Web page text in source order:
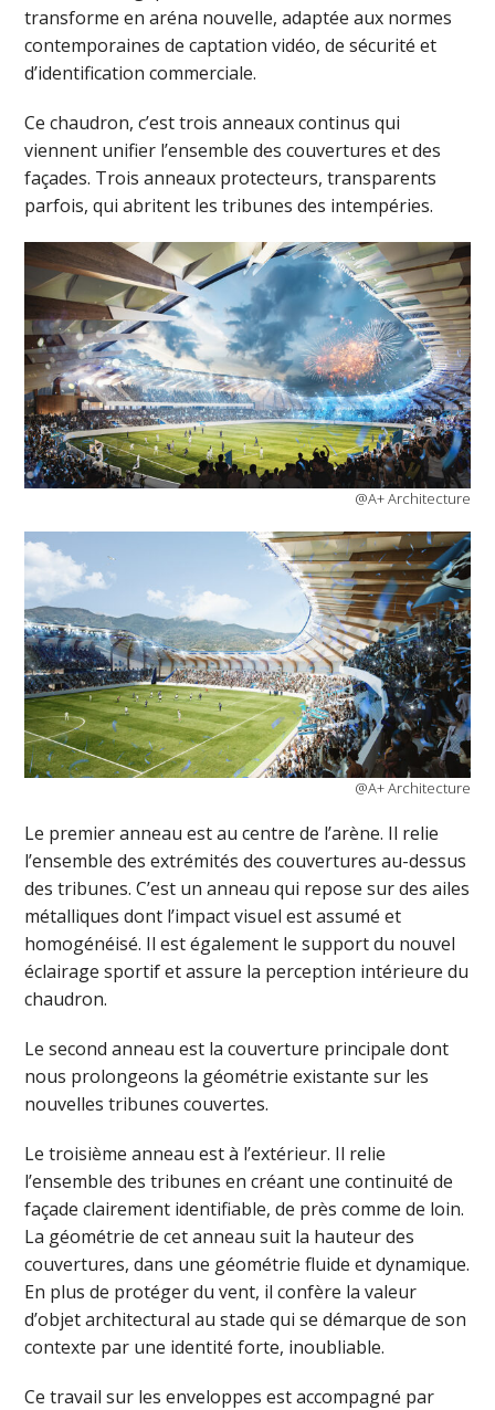
transforme en aréna nouvelle, adaptée aux normes
contemporaines de captation vidéo, de sécurité et
d’identification commerciale.
Ce chaudron, c’est trois anneaux continus qui
viennent unifier l’ensemble des couvertures et des
façades. Trois anneaux protecteurs, transparents
parfois, qui abritent les tribunes des intempéries.
@A+ Architecture
@A+ Architecture
Le premier anneau est au centre de l’arène. Il relie
l’ensemble des extrémités des couvertures au-dessus
des tribunes. C’est un anneau qui repose sur des ailes
métalliques dont l’impact visuel est assumé et
homogénéisé. Il est également le support du nouvel
éclairage sportif et assure la perception intérieure du
chaudron.
Le second anneau est la couverture principale dont
nous prolongeons la géométrie existante sur les
nouvelles tribunes couvertes.
Le troisième anneau est à l’extérieur. Il relie
l’ensemble des tribunes en créant une continuité de
façade clairement identifiable, de près comme de loin.
La géométrie de cet anneau suit la hauteur des
couvertures, dans une géométrie fluide et dynamique.
En plus de protéger du vent, il confère la valeur
d’objet architectural au stade qui se démarque de son
contexte par une identité forte, inoubliable.
Ce travail sur les enveloppes est accompagné par